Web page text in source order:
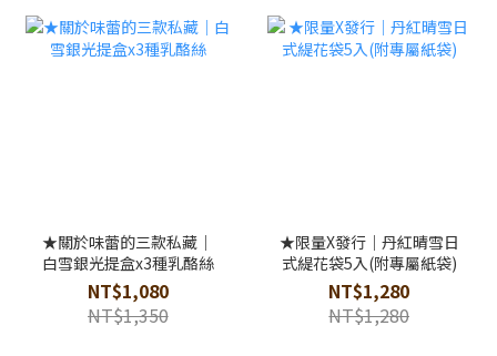
★關於味蕾的三款私藏｜
白雪銀光提盒x3種乳酪絲
NT$1,080
NT$1,350
★限量X發行｜丹紅晴雪日
式緹花袋5入(附專屬紙袋)
NT$1,280
NT$1,280